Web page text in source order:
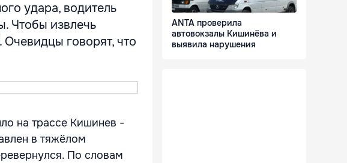
удара, водитель
Чтобы извлечь
говорят, что
на трассе Кишинев -
в тяжёлом
По словам
ANTA проверила
автовокзалы Кишинёва и
выявила нарушения